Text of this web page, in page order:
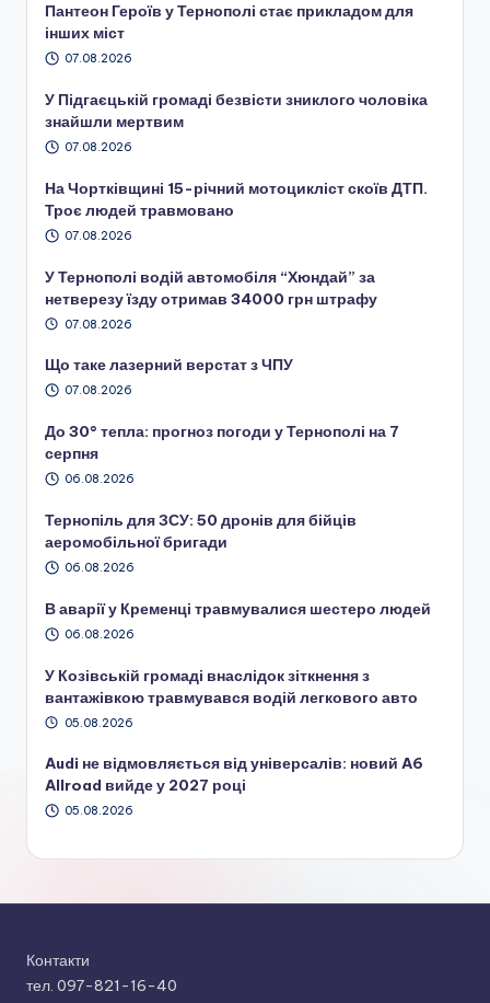
Пантеон Героїв у Тернополі стає прикладом для
інших міст
07.08.2026
У Підгаєцькій громаді безвісти зниклого чоловіка
знайшли мертвим
07.08.2026
На Чортківщині 15-річний мотоцикліст скоїв ДТП.
Троє людей травмовано
07.08.2026
У Тернополі водій автомобіля “Хюндай” за
нетверезу їзду отримав 34000 грн штрафу
07.08.2026
Що таке лазерний верстат з ЧПУ
07.08.2026
До 30° тепла: прогноз погоди у Тернополі на 7
серпня
06.08.2026
Тернопіль для ЗСУ: 50 дронів для бійців
аеромобільної бригади
06.08.2026
В аварії у Кременці травмувалися шестеро людей
06.08.2026
У Козівській громаді внаслідок зіткнення з
вантажівкою травмувався водій легкового авто
05.08.2026
Audi не відмовляється від універсалів: новий A6
Allroad вийде у 2027 році
05.08.2026
Контакти
тел. 097-821-16-40